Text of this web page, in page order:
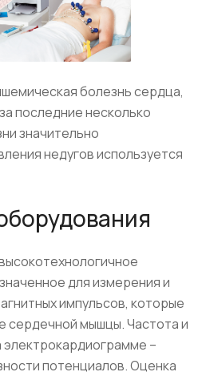
болезнь сердца,
последние несколько
значительно
недугов используется
для измерения и
импульсов, которые
сердечной мышцы. Частота и
–
потенциалов. Оценка